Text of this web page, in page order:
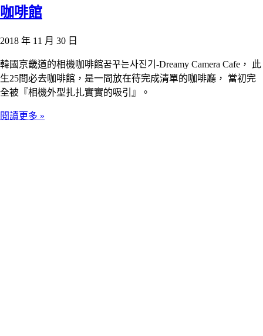
咖啡館
2018 年 11 月 30 日
韓國京畿道的相機咖啡館꿈꾸는사진기-Dreamy Camera Cafe， 此
生25間必去咖啡館，是一間放在待完成清單的咖啡廳， 當初完
全被『相機外型扎扎實實的吸引』。
閱讀更多 »